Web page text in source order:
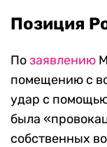
Позиция
Позаявлению
помещению с
удар с
была
собственных